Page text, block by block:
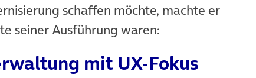
schaffen möchte, machte er
seiner Ausführung waren:
mit UX-Fokus